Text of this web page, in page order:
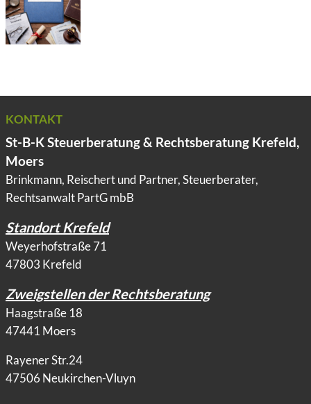
KONTAKT
St-B-K Steuerberatung & Rechtsberatung Krefeld,
Moers
Brinkmann, Reischert und Partner, Steuerberater,
Rechtsanwalt PartG mbB
Standort Krefeld
Weyerhofstraße 71
47803 Krefeld
Zweigstellen der Rechtsberatung
Haagstraße 18
47441 Moers
Rayener Str.24
47506 Neukirchen-Vluyn